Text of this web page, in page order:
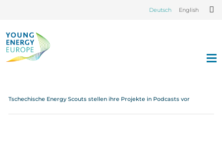
Deutsch English
Tschechische Energy Scouts stellen ihre Projekte in Podcasts vor